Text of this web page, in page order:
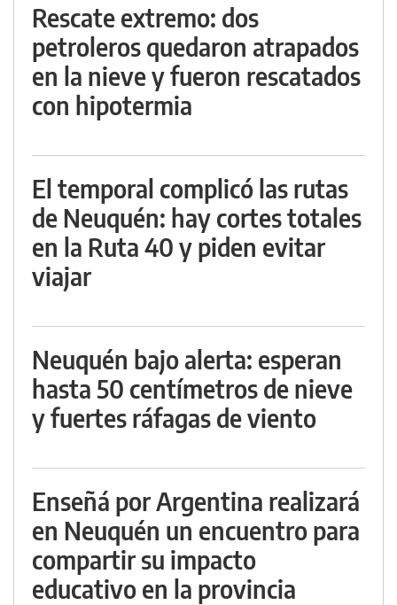
Rescate extremo: dos
petroleros quedaron atrapados
en la nieve y fueron rescatados
con hipotermia
El temporal complicó las rutas
de Neuquén: hay cortes totales
en la Ruta 40 y piden evitar
viajar
Neuquén bajo alerta: esperan
hasta 50 centímetros de nieve
y fuertes ráfagas de viento
Enseñá por Argentina realizará
en Neuquén un encuentro para
compartir su impacto
educativo en la provincia